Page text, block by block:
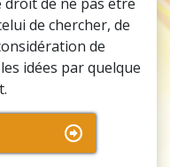
de chercher, de
de
idées par quelque